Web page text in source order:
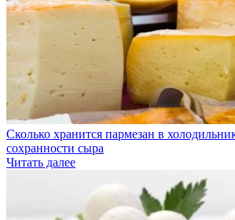
Сколько хранится пармезан в
сохранности сыра
Читать далее